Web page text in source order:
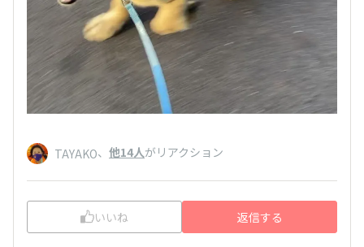
TAYAKO、 他14人がリアクション
いいね 返信する